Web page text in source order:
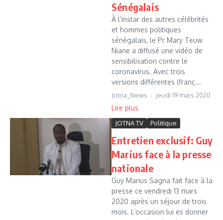
Sénégalais
À l’instar des autres célébrités
et hommes politiques
sénégalais, le Pr Mary Teuw
Niane a diffusé une vidéo de
sensibilisation contre le
coronavirus. Avec trois
versions différentes (franç...
Jotna_News jeudi 19 mars 2020
Lire plus
JOTNA TV Politique
Entretien exclusif: Guy
Marius face à la presse
nationale
Guy Marius Sagna fait face à la
presse ce vendredi 13 mars
2020 après un séjour de trois
mois. L’occasion lui es donner